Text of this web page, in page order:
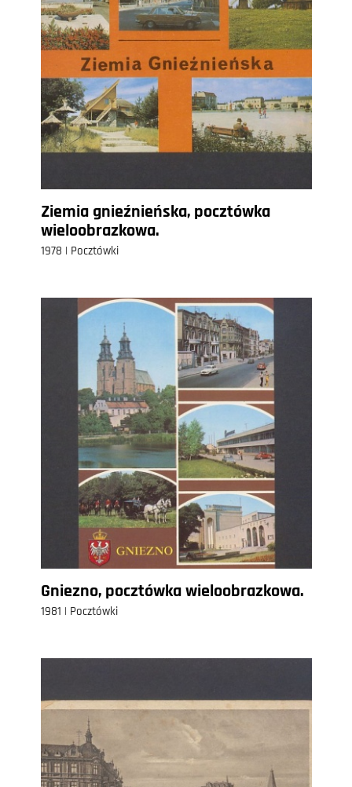
Ziemia gnieźnieńska, pocztówka
wieloobrazkowa.
1978 | Pocztówki
Gniezno, pocztówka wieloobrazkowa.
1981 | Pocztówki